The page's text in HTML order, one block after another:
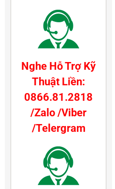
Nghe Hỗ Trợ Kỹ
Thuật Liền:
0866.81.2818
/Zalo /Viber
/Telergram